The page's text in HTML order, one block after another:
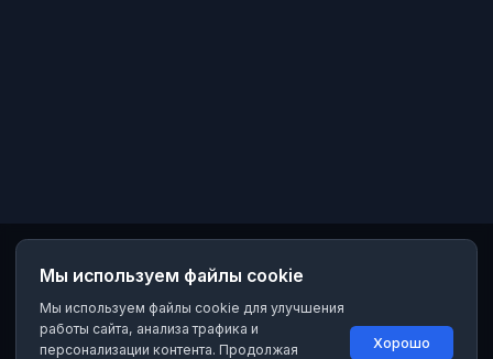
Мы используем файлы cookie
Мы используем файлы cookie для улучшения
работы сайта, анализа трафика и
персонализации контента. Продолжая
Хорошо